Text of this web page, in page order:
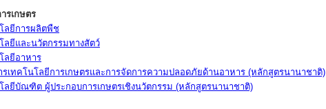
รเกษตร
ลยีการผลิตพืช
ลยีและนวัตกรรมทางสัตว์
ลยีอาหาร
เทคโนโลยีการเกษตรและการจัดการความปลอดภัยด้านอาหาร (หลักสูตรนานาชาติ)
ลยีบัณฑิต ผู้ประกอบการเกษตรเชิงนวัตกรรม (หลักสูตรนานาชาติ)